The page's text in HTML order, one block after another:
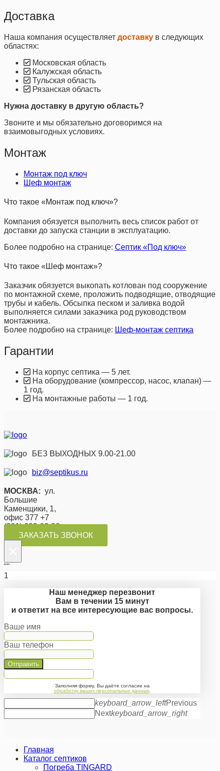
Доставка
Наша компания осуществляет доставку в следующих
областях:
Московская область
Калужская область
Тульская область
Рязанская область
Нужна доставку в другую область?
Звоните и мы обязательно договоримся на
взаимовыгодных условиях.
Монтаж
Монтаж под ключ
Шеф монтаж
Что такое «Монтаж под ключ»?
Компания обязуется выполнить весь список работ от
доставки до запуска станции в эксплуатацию.
Более подробно на странице: Септик «Под ключ»
Что такое «Шеф монтаж»?
Заказчик обязуется выкопать котлован под сооружение
по монтажной схеме, проложить подводящие, отводящие
трубы и кабель. Обсыпка песком и заливка водой
выполняется силами заказчика род руководством
монтажника.
Более подробно на странице: Шеф-монтаж септика
Гарантии
На корпус септика — 5 лет.
На оборудование (компрессор, насос, клапан) —
1 год.
На монтажные работы — 1 год.
БЕЗ ВЫХОДНЫХ 9.00-21.00
biz@septikus.ru
МОСКВА: ул.
Большие
Каменщики, 1,
офис 377 +7
(991) 623-02-88
ЗАКАЗАТЬ ЗВОНОК
""
1
Наш менеджер перезвонит
Вам в течении 15 минут
и ответит на все интересующие вас вопросы.
Ваше имя
Ваш телефон
Отправить
Заполняя форму, Вы даёте согласие на
обработку ваших персональных данных.
keyboard_arrow_leftPrevious
Nextkeyboard_arrow_right
Главная
Каталог септиков
Погреба TINGARD